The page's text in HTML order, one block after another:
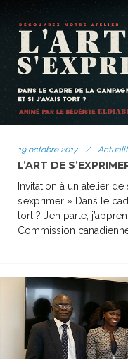
19 octobre 2017 /
L’ART DE
Invitation à un atelier
s’exprimer » Dans le
tort ? J’en parle,
Commission